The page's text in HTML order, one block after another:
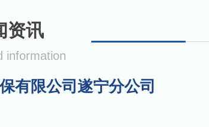
资讯
information
有限公司遂宁分公司